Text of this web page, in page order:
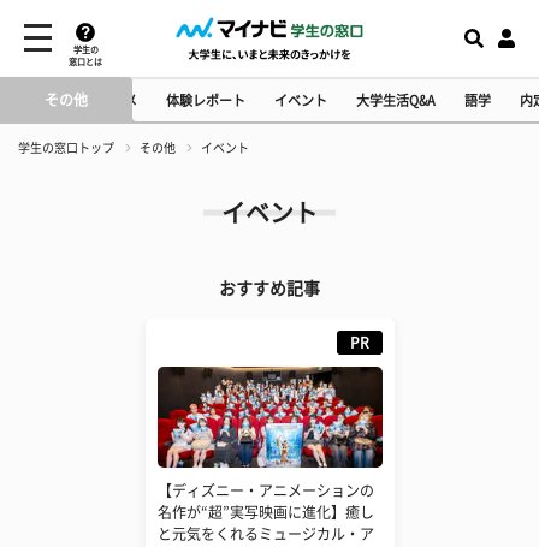
学生の
窓口とは
その他
・おもしろ・エンタメ 体験レポート イベント 大学生活Q&A 語学 内
学生の窓口トップ その他 イベント
イベント
おすすめ記事
PR
【ディズニー・アニメーションの
名作が“超”実写映画に進化】癒し
と元気をくれるミュージカル・ア